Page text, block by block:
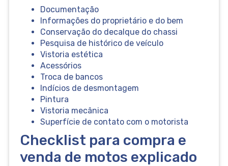
Documentação
Informações do proprietário e do bem
Conservação do decalque do chassi
Pesquisa de histórico de veículo
Vistoria estética
Acessórios
Troca de bancos
Indícios de desmontagem
Pintura
Vistoria mecânica
Superfície de contato com o motorista
Checklist para compra e
venda de motos explicado